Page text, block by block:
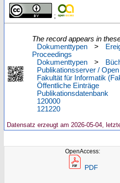
;
The record appears in
Dokumenttypen
>
Proceedings
Dokumenttypen
>
Publikationsserver /
Fakultät für Informatik
Öffentliche Einträge
Publikationsdatenbank
120000
121220
Datensatz erzeugt am 2026-05-04,
OpenAccess:
PDF